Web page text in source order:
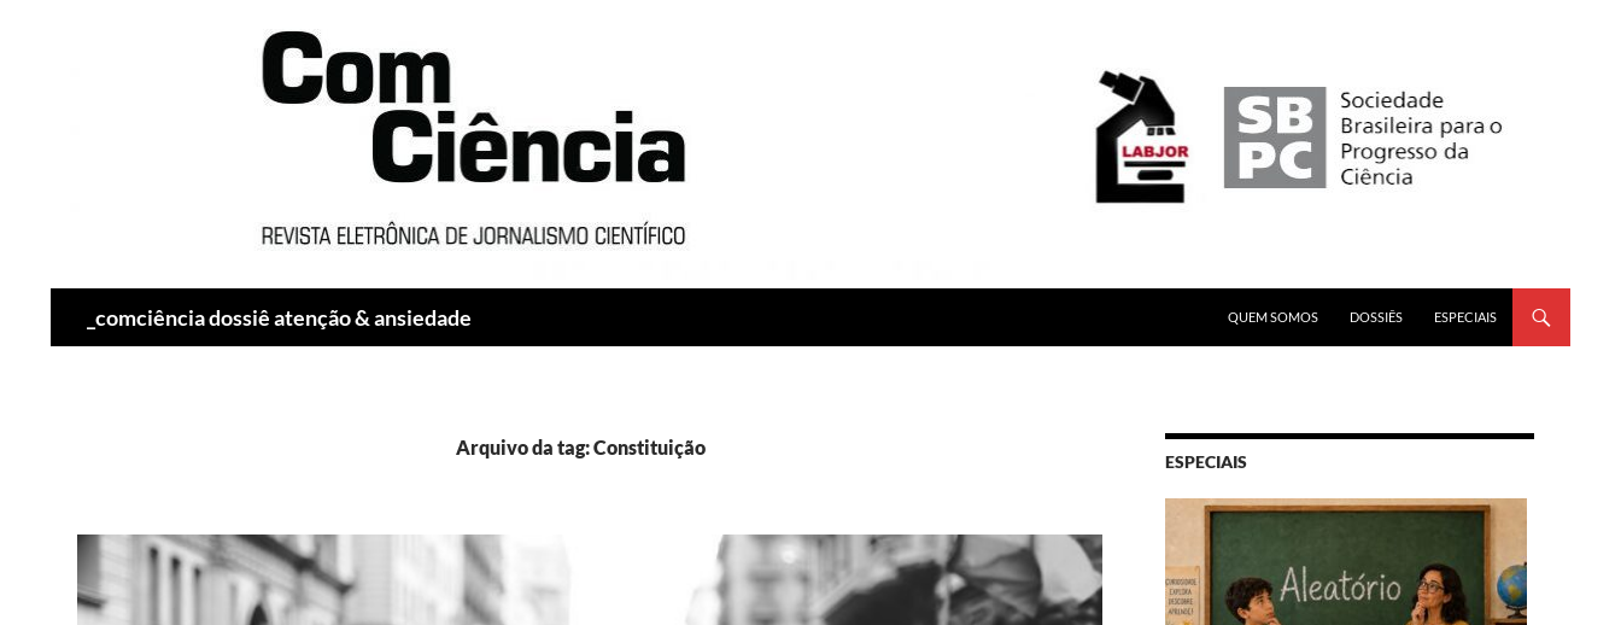
_comciência dossiê atenção & ansiedade
QUEM SOMOS
DOSSIÊS ESPECIAIS
Arquivo da tag: Constituição
ESPECIAIS